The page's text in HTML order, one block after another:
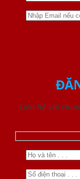
Liên hệ với